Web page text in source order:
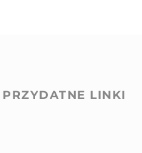
PRZYDATNE LINKI